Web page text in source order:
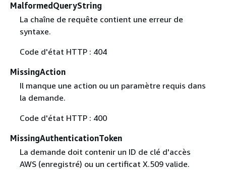
MalformedQueryString
La chaîne de requête contient une erreur de
syntaxe.
Code d'état HTTP : 404
MissingAction
Il manque une action ou un paramètre requis dans
la demande.
Code d'état HTTP : 400
MissingAuthenticationToken
La demande doit contenir un ID de clé d'accès
AWS (enregistré) ou un certificat X.509 valide.